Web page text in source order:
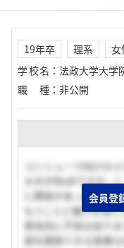
19年卒 理系
女
学校名 ： 法政大学大学
職種 ： 非公開
コンシューマ向けの
大半がBtoBですが、
に興味があったこと
もつことに魅力を感
景気的に不安はあり
部を開発できる貴重
会員登